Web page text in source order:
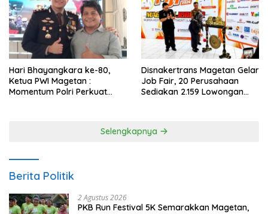
Hari Bhayangkara ke-80,
Ketua PWI Magetan :
Momentum Polri Perkuat
Disnakertrans Magetan Gelar
Job Fair, 20 Perusahaan
Sediakan 2.159 Lowongan
Selengkapnya
Berita Politik
2 Agustus 2026
PKB Run Festival 5K Semarakkan Magetan,